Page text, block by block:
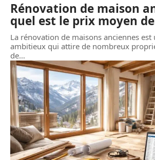
Rénovation de maison
quel est le prix moyen
La rénovation de maisons anciennes
ambitieux qui attire de nombreux
de…